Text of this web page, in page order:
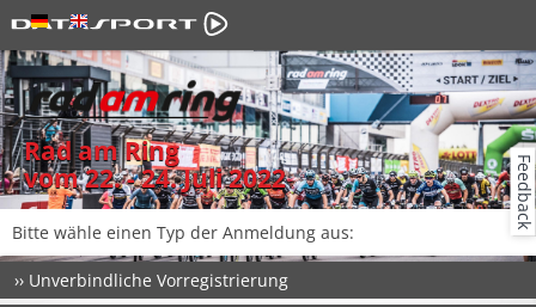
Rad am Ring
vom 22. - 24. Juli 2022
Bitte wähle einen Typ der Anmeldung aus:
›› Unverbindliche Vorregistrierung
Feedback